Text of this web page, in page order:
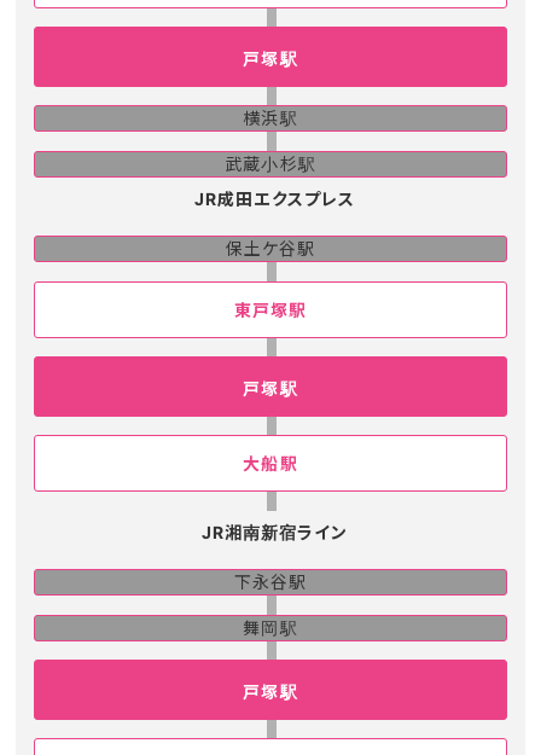
戸塚駅
横浜駅
武蔵小杉駅
JR成田エクスプレス
保土ケ谷駅
東戸塚駅
戸塚駅
大船駅
JR湘南新宿ライン
下永谷駅
舞岡駅
戸塚駅